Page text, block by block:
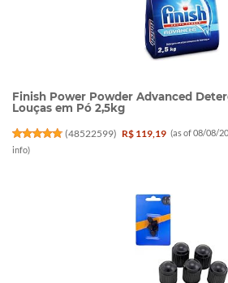
Finish Power Powder Advanced
Louças em Pó 2,5kg
(48522599) R$ 119,19 (as of 08/08/
info)